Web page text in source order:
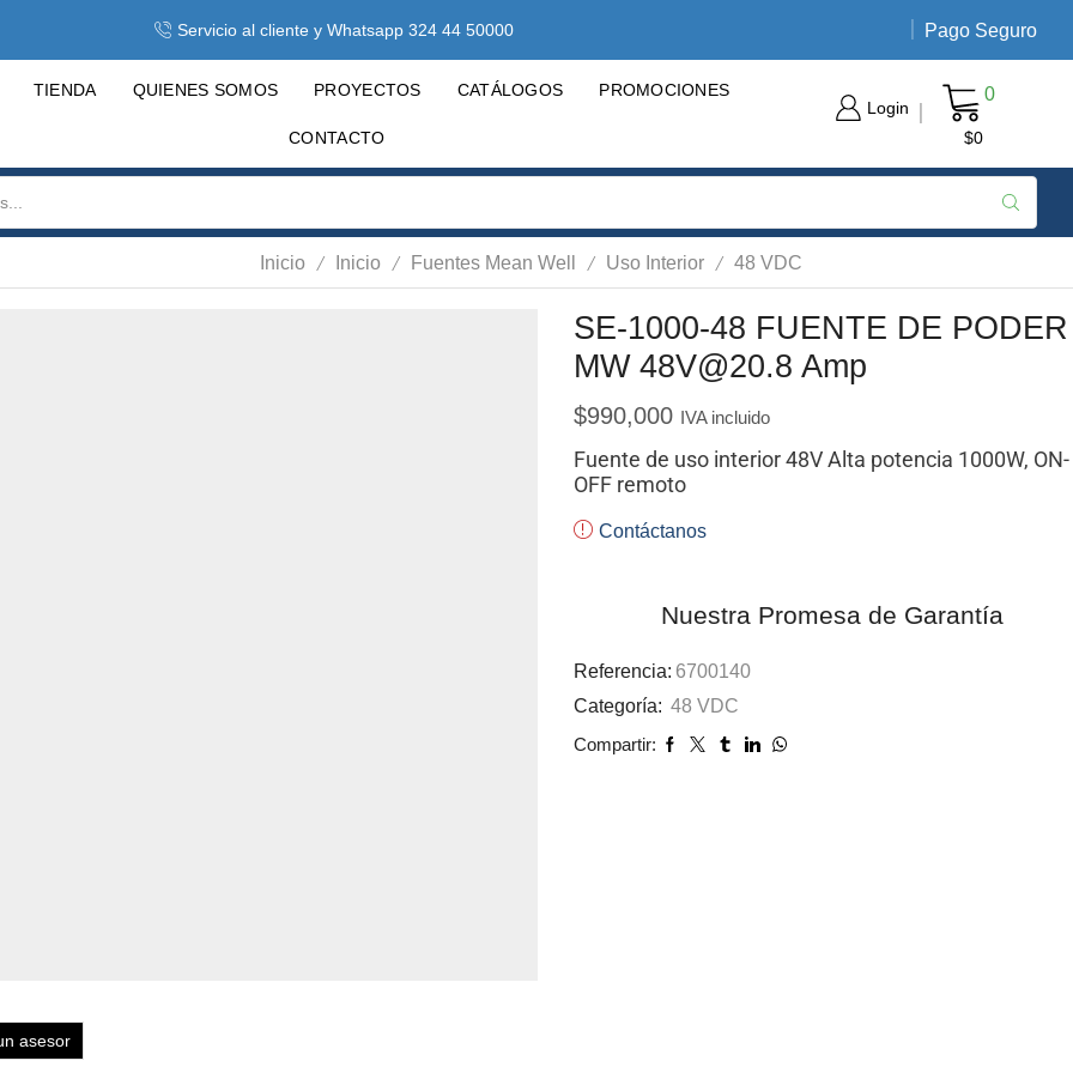
Servicio al cliente y Whatsapp 324 44 50000 Envíos nacionales de 3 a 5
Pago Seguro
TIENDA QUIENES SOMOS PROYECTOS CATÁLOGOS PROMOCIONES
CONTACTO
Login
0
$0
Inicio / Inicio / Fuentes Mean Well / Uso Interior / 48 VDC
asesor
SE-1000-48 FUENTE DE PODER
MW 48V@20.8 Amp
$990,000 IVA incluido
Fuente de uso interior 48V Alta potencia 1000W, ON-
OFF remoto
Contáctanos
Nuestra Promesa de Garantía
Referencia: 6700140
Categoría: 48 VDC
Compartir: